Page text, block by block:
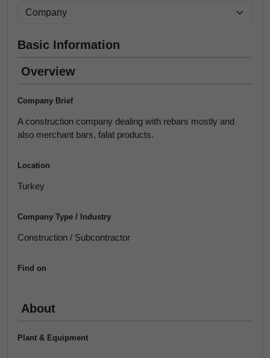
Basic Information
Overview
Company Brief
A construction company dealing with rebars mostly and
also merchant bars, falat products.
Location
Turkey
Company Type / Industry
Construction / Subcontractor
Find on
About
Plant & Equipment